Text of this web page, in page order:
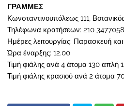
ΓΡΑΜΜΕΣ
Κωνσταντινουπόλεως 111,
Τηλέφωνα κρατήσεων: 210
Ημέρες λειτουργίας: Παρασκευή
Ώρα έναρξης: 12.00
Τιμή φιάλης ανά 4 άτομα 130
Τιμή φιάλης κρασιού ανά 2 άτομα